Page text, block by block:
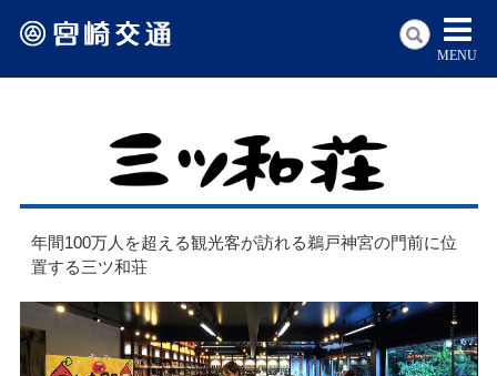
MENU
年間100万人を超える観光客が訪れる鵜戸神宮の門前に位
置する三ツ和荘